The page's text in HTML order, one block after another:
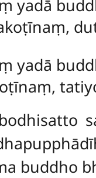
yadā
yadā
buddho